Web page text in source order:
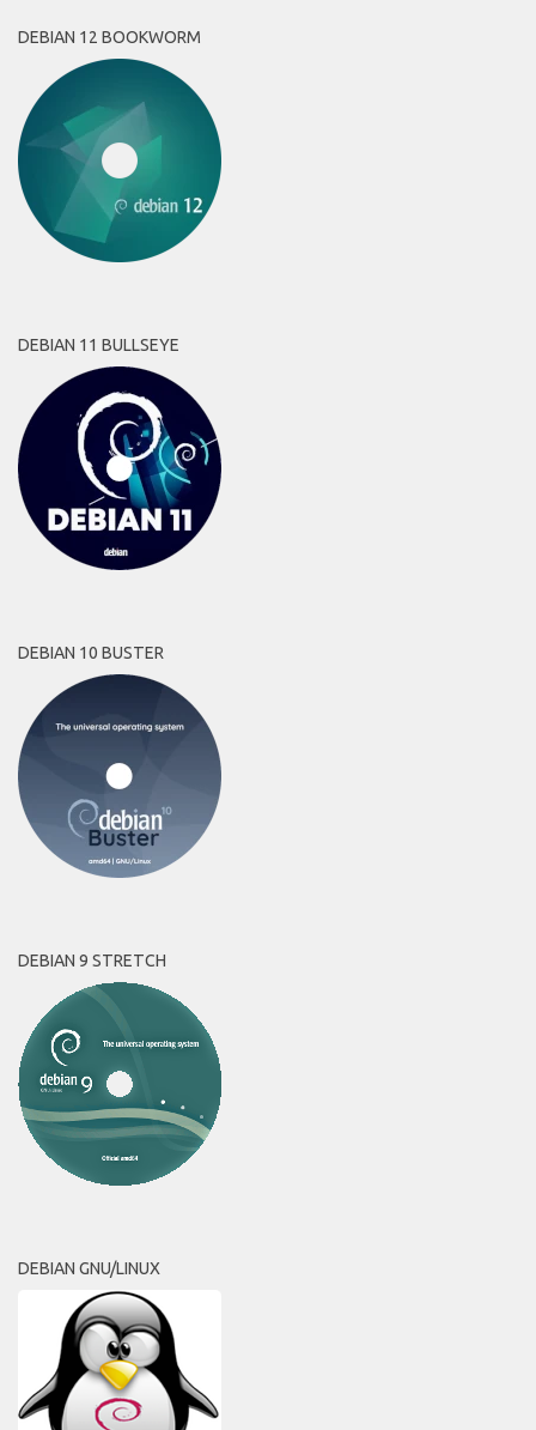
DEBIAN 12 BOOKWORM
DEBIAN 11 BULLSEYE
DEBIAN 10 BUSTER
DEBIAN 9 STRETCH
DEBIAN GNU/LINUX